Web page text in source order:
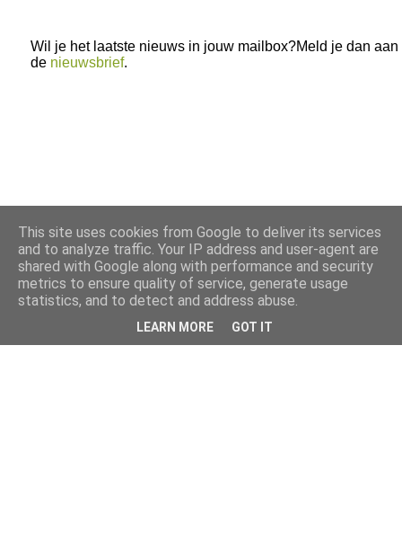
Wil je het laatste nieuws in jouw mailbox?Meld je dan aan
de nieuwsbrief.
This site uses cookies from Google to deliver its services
and to analyze traffic. Your IP address and user-agent are
shared with Google along with performance and security
metrics to ensure quality of service, generate usage
statistics, and to detect and address abuse.
LEARN MORE GOT IT